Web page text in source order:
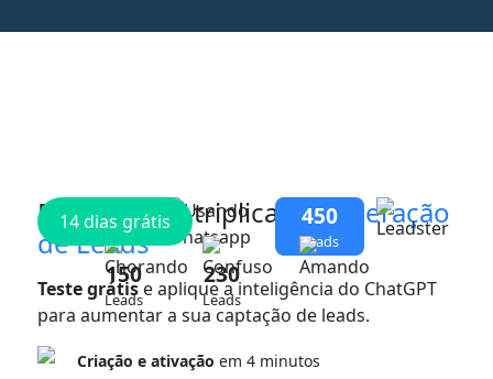
150
Leads
230
Leads
450
Leads
14 dias grátis
Pronto para triplicar sua
Geração
de Leads
Teste grátise aplique a inteligência do ChatGPT
para aumentar a sua captação de leads.
Criação e ativação em 4 minutos